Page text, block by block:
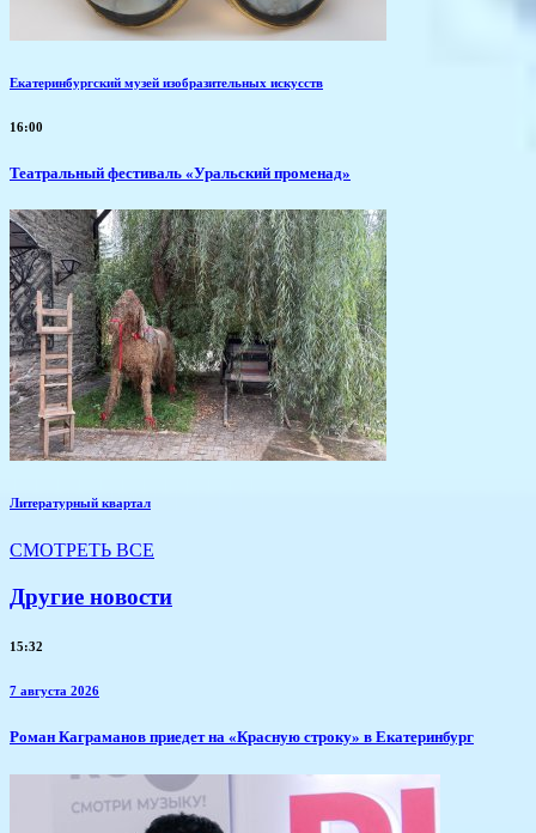
Екатеринбургский музей изобразительных искусств
16:00
Театральный фестиваль «Уральский променад»
Литературный квартал
СМОТРЕТЬ ВСЕ
Другие новости
15:32
7 августа 2026
​Роман Каграманов приедет на «Красную строку» в Екатеринбург